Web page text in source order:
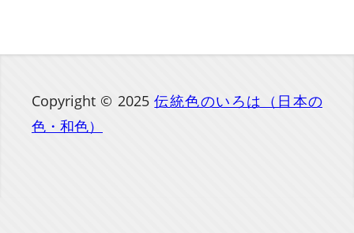
Copyright © 2025伝統色のいろは（日本の
色・和色）